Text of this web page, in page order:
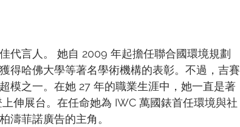
代言人。 她自 2009 年起擔任聯合國環境規劃
得哈佛大學等著名學術機構的表彰。不過，吉賽
模之一。在她 27 年的職業生涯中，她一直是著
伸展台。在任命她為 IWC 萬國錶首任環境與社
濤菲諾廣告的主角。